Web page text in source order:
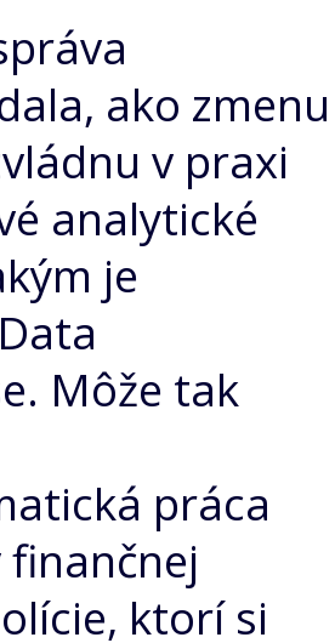
ako zmenu
v praxi
analytické
je
Môže tak
práca
ktorí si